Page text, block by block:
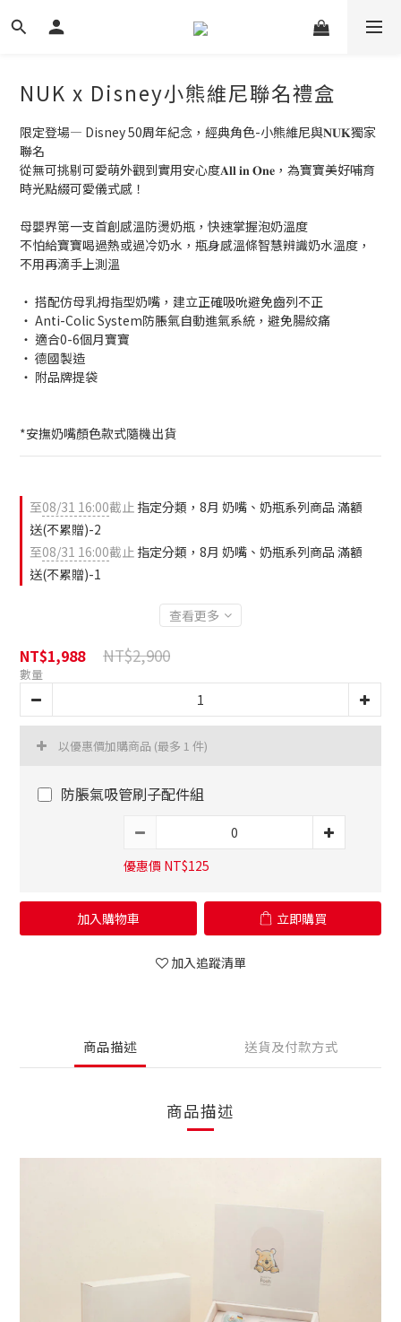
NUK x Disney小熊維尼聯名禮盒
限定登場— Disney 50周年紀念，經典角色-小熊維尼與𝐍𝐔𝐊獨家
聯名
從無可挑剔可愛萌外觀到實用安心度𝐀𝐥𝐥 𝐢𝐧 𝐎𝐧𝐞，為寶寶美好哺育
時光點綴可愛儀式感！
母嬰界第一支首創感溫防燙奶瓶，快速掌握泡奶溫度
不怕給寶寶喝過熱或過冷奶水，瓶身感溫條智慧辨識奶水溫度，
不用再滴手上測溫
‧ 搭配仿母乳拇指型奶嘴，建立正確吸吮避免齒列不正
‧ Anti-Colic System防脹氣自動進氣系統，避免腸絞痛
‧ 適合0-6個月寶寶
‧ 德國製造
‧ 附品牌提袋
*安撫奶嘴顏色款式隨機出貨
至08/31 16:00截止 指定分類，8月 奶嘴、奶瓶系列商品 滿額
送(不累贈)-2
至08/31 16:00截止 指定分類，8月 奶嘴、奶瓶系列商品 滿額
送(不累贈)-1
查看更多
NT$1,988 NT$2,900
數量
以優惠價加購商品 (最多 1 件)
防脹氣吸管刷子配件組
優惠價 NT$125
加入購物車 立即購買
加入追蹤清單
商品描述 送貨及付款方式
商品描述